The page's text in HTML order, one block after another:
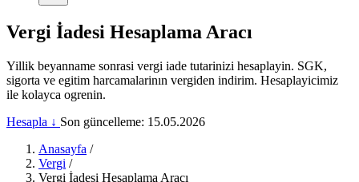
Vergi İadesi Hesaplama Aracı
Yillik beyanname sonrasi vergi iade tutarinizi hesaplayin. SGK,
sigorta ve egitim harcamalarinın vergiden indirim. Hesaplayicimiz
ile kolayca ogrenin.
Hesapla ↓ Son güncelleme: 15.05.2026
Anasayfa /
Vergi /
Vergi İadesi Hesaplama Aracı